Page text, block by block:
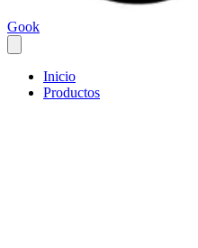
Gook
Inicio
Productos